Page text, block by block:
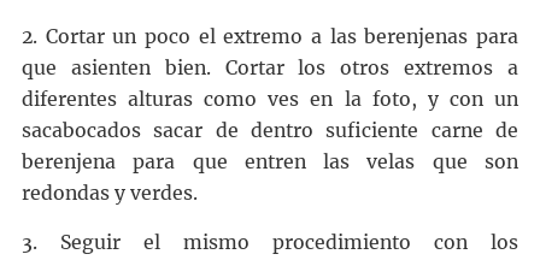
2. Cortar un poco el extremo a las berenjenas para
que asienten bien. Cortar los otros extremos a
diferentes alturas como ves en la foto, y con un
sacabocados sacar de dentro suficiente carne de
berenjena para que entren las velas que son
redondas y verdes.
3. Seguir el mismo procedimiento con los